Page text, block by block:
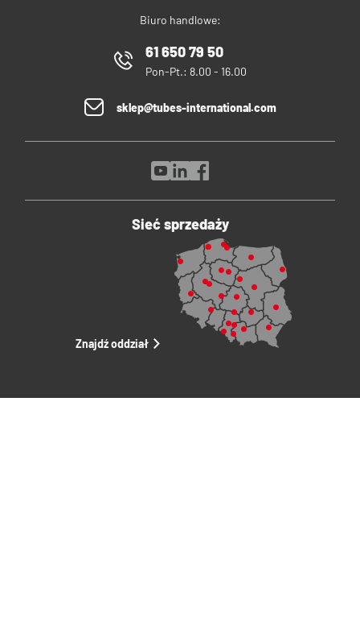
Biuro handlowe:
61 650 79 50
Pon-Pt.: 8.00 - 16.00
sklep@tubes-international.com
Sieć sprzedaży
Znajdź oddział